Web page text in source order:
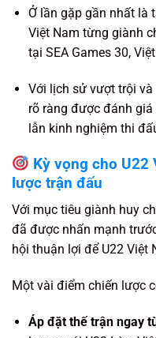
Ở lần gặp gần nhất là
Việt Nam từng giành
tại SEA Games 30,
Với lịch sử vượt trội và
rõ ràng được đánh giá
lẫn kinh nghiệm thi
Kỳ vọng cho U22
lược trận đấu
Với mục tiêu giành huy
đã được nhấn mạnh
hội thuận lợi để U22 Việt
Một vài điểm chiến lược
Áp đặt thế trận ngay